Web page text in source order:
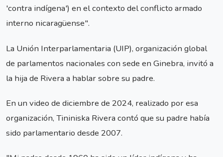
'contra indígena') en el contexto del conflicto armado
interno nicaragüense".
La Unión Interparlamentaria (UIP), organización global
de parlamentos nacionales con sede en Ginebra, invitó a
la hija de Rivera a hablar sobre su padre.
En un video de diciembre de 2024, realizado por esa
organización, Tininiska Rivera contó que su padre había
sido parlamentario desde 2007.